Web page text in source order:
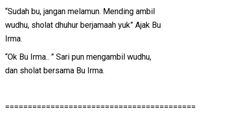
“Sudah bu, jangan melamun. Mending ambil
wudhu, sholat dhuhur berjamaah yuk” Ajak Bu
Irma.
“Ok Bu Irma.. ” Sari pun mengambil wudhu,
dan sholat bersama Bu Irma.
==========================================